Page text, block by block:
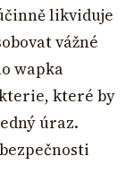
likviduje
vážné
wapka
které by
úraz.